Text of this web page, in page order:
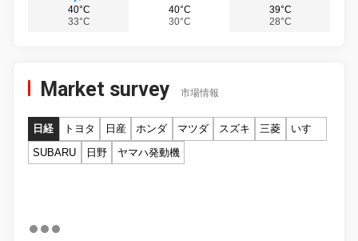
40°C
33°C
40°C
30°C
39°C
28°C
Market survey 市場情報
日経 トヨタ 日産 ホンダ マツダ スズキ 三菱
いすゞ
SUBARU
日野 ヤマハ発動機